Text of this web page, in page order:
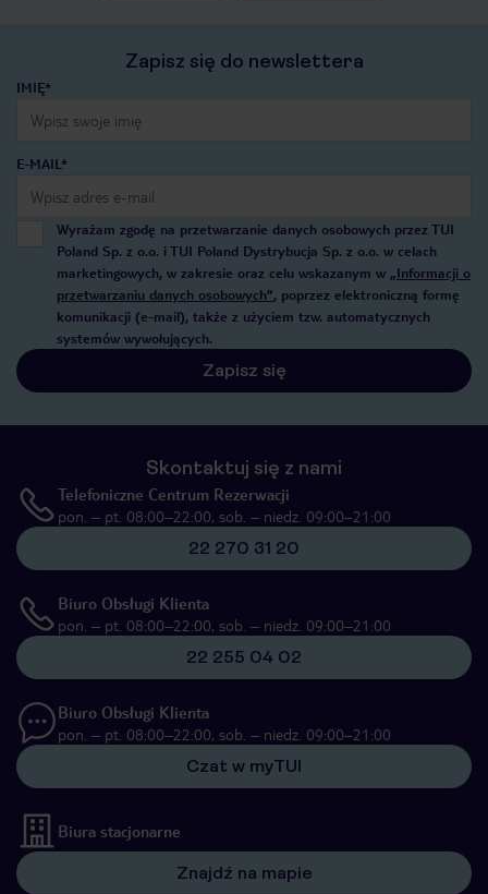
Zapisz się do newslettera
IMIĘ*
E-MAIL*
Wyrażam zgodę na przetwarzanie danych osobowych przez TUI
Poland Sp. z o.o. i TUI Poland Dystrybucja Sp. z o.o. w celach
marketingowych, w zakresie oraz celu wskazanym w „Informacji o
przetwarzaniu danych osobowych”, poprzez elektroniczną formę
komunikacji (e-mail), także z użyciem tzw. automatycznych
systemów wywołujących.
Zapisz się
Skontaktuj się z nami
Telefoniczne Centrum Rezerwacji
pon. – pt. 08:00–22:00, sob. – niedz. 09:00–21:00
22 270 31 20
Biuro Obsługi Klienta
pon. – pt. 08:00–22:00, sob. – niedz. 09:00–21:00
22 255 04 02
Biuro Obsługi Klienta
pon. – pt. 08:00–22:00, sob. – niedz. 09:00–21:00
Czat w myTUI
Biura stacjonarne
Znajdź na mapie